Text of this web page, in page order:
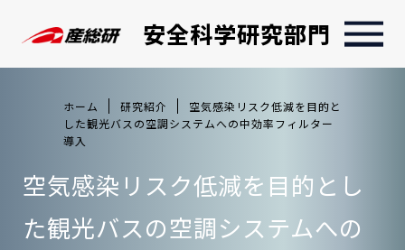
安全科学研究部門
ホーム 研究紹介
空気感染リスク低減を目的と
した観光バスの空調システムへの中効率フィルター
導入
空気感染リスク低減を目的とし
た観光バスの空調システムへの